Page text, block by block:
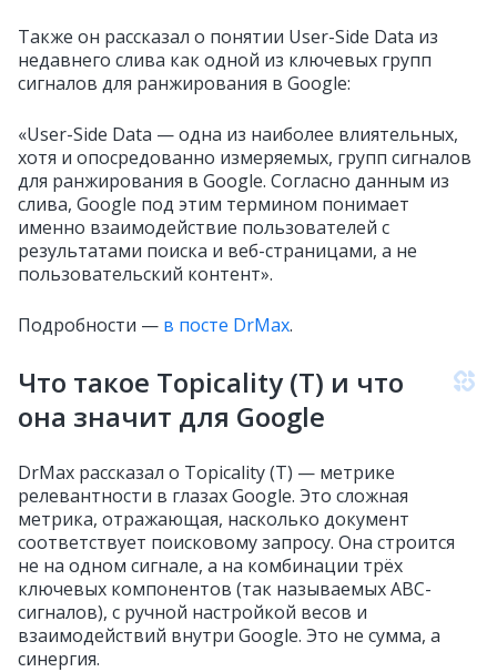
Также он рассказал о понятии User-Side Data из
недавнего слива как одной из ключевых групп
сигналов для ранжирования в Google:
«User-Side Data — одна из наиболее влиятельных,
хотя и опосредованно измеряемых, групп сигналов
для ранжирования в Google. Согласно данным из
слива, Google под этим термином понимает
именно взаимодействие пользователей с
результатами поиска и веб-страницами, а не
пользовательский контент».
Подробности — в посте DrMax.
Что такое Topicality (T) и что
она значит для Google
DrMax рассказал о Topicality (T) — метрике
релевантности в глазах Google. Это сложная
метрика, отражающая, насколько документ
соответствует поисковому запросу. Она строится
не на одном сигнале, а на комбинации трёх
ключевых компонентов (так называемых ABC-
сигналов), с ручной настройкой весов и
взаимодействий внутри Google. Это не сумма, а
синергия.